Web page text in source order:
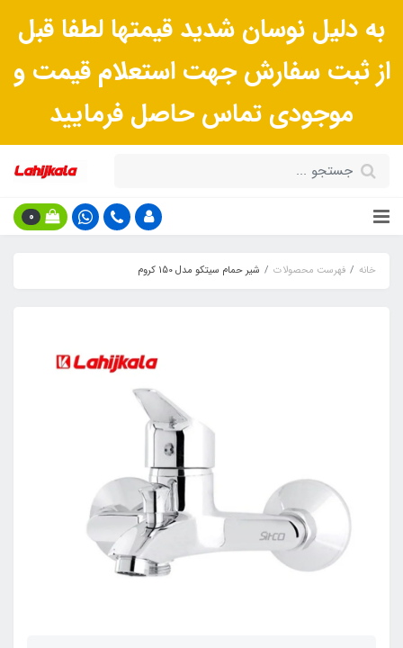
به دلیل نوسان شدید قیمتها لطفا قبل
از ثبت سفارش جهت استعلام قیمت و
موجودی تماس حاصل فرمایید
0
خانه فهرست محصولات شیر حمام سیتکو مدل 150 کروم